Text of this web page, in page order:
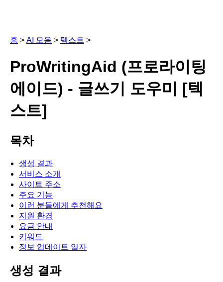
홈 > AI 모음 > 텍스트 >
ProWritingAid (프로라이팅
에이드) - 글쓰기 도우미 [텍
스트]
목차
생성 결과
서비스 소개
사이트 주소
주요 기능
이런 분들에게 추천해요
지원 환경
요금 안내
키워드
정보 업데이트 일자
생성 결과